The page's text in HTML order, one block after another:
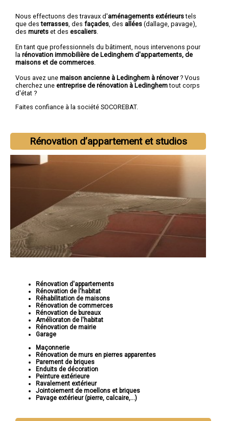
Nous effectuons des travaux d'aménagements extérieurstels
que desterrasses , des façades , des allées (dallage, pavage),
des murets et des escaliers
En tant que professionnels du bâtiment, nous intervenons pour
la rénovation immobilière de Ledinghem d'appartements, de
maisons et de commerces
Vous avez une maison ancienne à Ledinghem à rénover? Vous
cherchez une entreprise de rénovation à Ledinghemtout corps
d'état ?
Faites confiance à la société SOCOREBAT.
Rénovation d’appartement et studios
Rénovation d'appartements
Rénovation de l'habitat
Réhabilitation de maisons
Rénovation de commerces
Rénovation de bureaux
Amélioraton de l'habitat
Rénovation de mairie
Garage
Maçonnerie
Rénovation de murs en pierres apparentes
Parement de briques
Enduits de décoration
Peinture extérieure
Ravalement extérieur
Jointoiement de moellons et briques
Pavage extérieur (pierre, calcaire,...)